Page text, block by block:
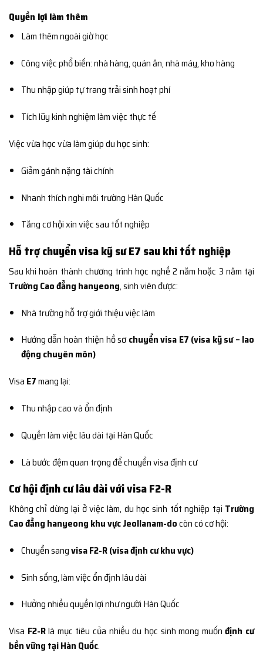
Quyền lợi làm thêm
Làm thêm ngoài giờ học
Công việc phổ biến: nhà hàng, quán ăn, nhà máy, kho hàng
Thu nhập giúp tự trang trải sinh hoạt phí
Tích lũy kinh nghiệm làm việc thực tế
Việc vừa học vừa làm giúp du học sinh:
Giảm gánh nặng tài chính
Nhanh thích nghi môi trường Hàn Quốc
Tăng cơ hội xin việc sau tốt nghiệp
Hỗ trợ chuyển visa kỹ sư E7 sau khi tốt nghiệp
Sau khi hoàn thành chương trình học nghề 2 năm hoặc 3 năm tại
Trường Cao đẳng hanyeong, sinh viên được:
Nhà trường hỗ trợ giới thiệu việc làm
Hướng dẫn hoàn thiện hồ sơchuyển visa E7 (visa kỹ sư – lao
động chuyên môn)
Visa E7mang lại:
Thu nhập cao và ổn định
Quyền làm việc lâu dài tại Hàn Quốc
Là bước đệm quan trọng để chuyển visa định cư
Cơ hội định cư lâu dài với visa F2-R
Không chỉ dừng lại ở việc làm, du học sinh tốt nghiệp tại Trường
Cao đẳng hanyeong khu vực Jeollanam-docòn có cơ hội:
Chuyển sangvisa F2-R (visa định cư khu vực)
Sinh sống, làm việc ổn định lâu dài
Hưởng nhiều quyền lợi như người Hàn Quốc
Visa F2-Rlà mục tiêu của nhiều du học sinh mong muốnđịnh cư
bền vững tại Hàn Quốc.